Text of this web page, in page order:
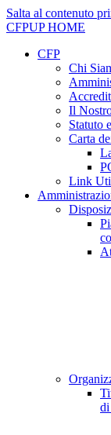
Salta al contenuto
CFPUPHOME
CFP
Chi
Il
Statuto
Carta
Link
di